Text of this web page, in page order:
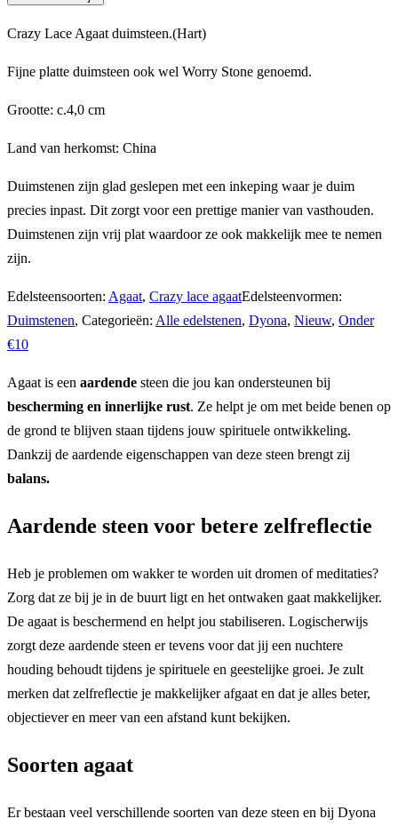
duimsteen
(Hart)
Crazy Lace Agaat duimsteen.(Hart)
Fijne platte duimsteen ook wel Worry Stone genoemd.
Grootte: c.4,0 cm
Land van herkomst: China
Duimstenen zijn glad geslepen met een inkeping waar je duim
precies inpast. Dit zorgt voor een prettige manier van vasthouden.
Duimstenen zijn vrij plat waardoor ze ook makkelijk mee te nemen
zijn.
Edelsteensoorten: Agaat, Crazy lace agaatEdelsteenvormen:
Duimstenen, Categorieën: Alle edelstenen, Dyona, Nieuw, Onder
€10
Agaat is een aardende steen die jou kan ondersteunen bij
bescherming en innerlijke rust. Ze helpt je om met beide benen op
de grond te blijven staan tijdens jouw spirituele ontwikkeling.
Dankzij de aardende eigenschappen van deze steen brengt zij
balans.
Aardende steen voor betere zelfreflectie
Heb je problemen om wakker te worden uit dromen of meditaties?
Zorg dat ze bij je in de buurt ligt en het ontwaken gaat makkelijker.
De agaat is beschermend en helpt jou stabiliseren. Logischerwijs
zorgt deze aardende steen er tevens voor dat jij een nuchtere
houding behoudt tijdens je spirituele en geestelijke groei. Je zult
merken dat zelfreflectie je makkelijker afgaat en dat je alles beter,
objectiever en meer van een afstand kunt bekijken.
Soorten agaat
Er bestaan veel verschillende soorten van deze steen en bij Dyona